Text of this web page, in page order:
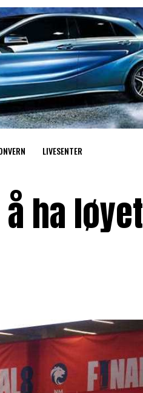
LIVESENTER
ha løyet